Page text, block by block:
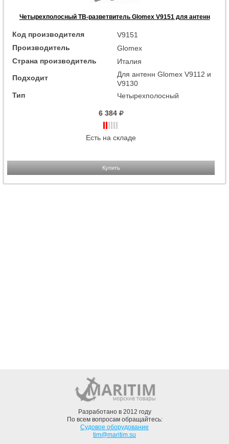
Четырехполосный ТВ-разветвитель Glomex V9151 для антенн
Код производителя
V9151
Производитель
Glomex
Страна производитель
Италия
Подходит
Для антенн Glomex V9112 и
V9130
Тип
Четырехполосный
6 384
Есть на складе
Купить
Разработано в 2012 году
По всем вопросам обращайтесь:
Судовое оборудование
tim@maritim.su